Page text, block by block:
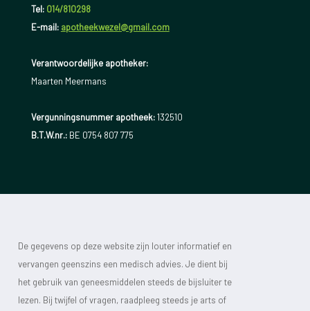
Tel: 014/810298
E-mail: apotheekwezel@gmail.com
Verantwoordelijke apotheker:
Maarten Meermans
Vergunningsnummer apotheek:132510
B.T.W.nr.:BE 0754 807 775
De gegevens op deze website zijn louter informatief en
vervangen geenszins een medisch advies. Je dient bij
het gebruik van geneesmiddelen steeds de bijsluiter te
lezen. Bij twijfel of vragen, raadpleeg steeds je arts of